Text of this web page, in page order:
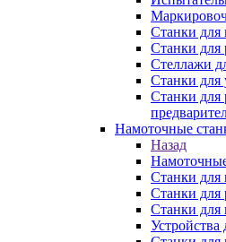
Станки для
Станки для
Стеллажи
Станки для
Станки для
Намоточные
Назад
Станки для
Станки для
Станки для
Устройства